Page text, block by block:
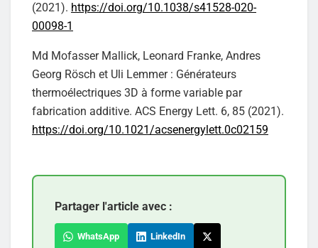
(2021). https://doi.org/10.1038/s41528-020-
00098-1
Md Mofasser Mallick, Leonard Franke, Andres
Georg Rösch et Uli Lemmer : Générateurs
thermoélectriques 3D à forme variable par
fabrication additive. ACS Energy Lett. 6, 85 (2021).
https://doi.org/10.1021/acsenergylett.0c02159
Partager l'article avec :
WhatsApp LinkedIn